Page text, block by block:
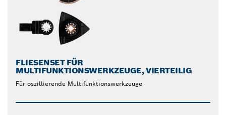
FLIESENSET FÜR
MULTIFUNKTIONSWERKZEUGE, VIERTEILIG
Für oszillierende Multifunktionswerkzeuge